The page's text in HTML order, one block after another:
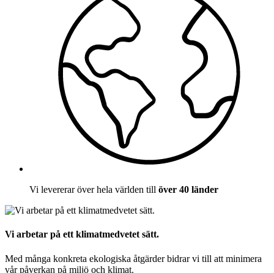
Vi levererar över hela världen till över 40 länder
Vi arbetar på ett klimatmedvetet sätt.
Med många konkreta ekologiska åtgärder bidrar vi till att minimera
vår påverkan på miljö och klimat.